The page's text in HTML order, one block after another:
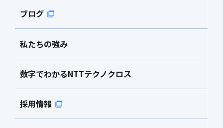
ブログ
私たちの強み
数字でわかるNTTテクノクロス
採用情報